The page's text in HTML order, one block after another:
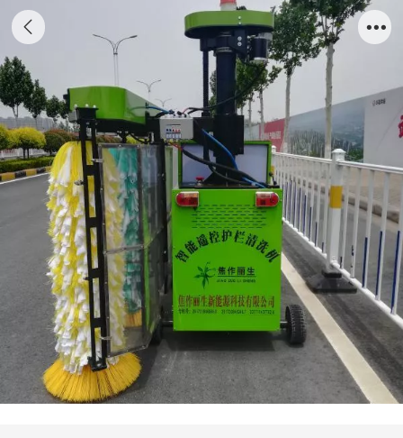
智能遥控电动护栏清洗车